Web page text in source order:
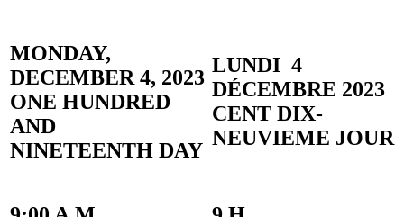
MONDAY,
DECEMBER 4, 2023
ONE HUNDRED
AND
NINETEENTH DAY
LUNDI 4
DÉCEMBRE 2023
CENT DIX-
NEUVIEME JOUR